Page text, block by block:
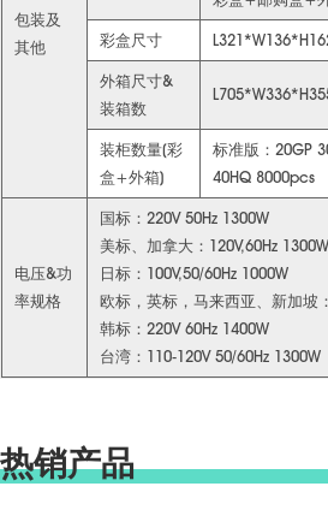
包装及
其他
彩盒尺寸
外箱尺寸&
装箱数
装柜数量(彩
盒+外箱)
标准版：20GP
40HQ 8000pcs
电压&功
率规格
国标：220V 50Hz 1300W
美标、加拿大：120V,60Hz 1300W
日标：100V,50/60Hz 1000W
欧标，英标，马来西亚、新加坡
韩标：220V 60Hz 1400W
台湾：110-120V 50/60Hz 1300W
热销产品